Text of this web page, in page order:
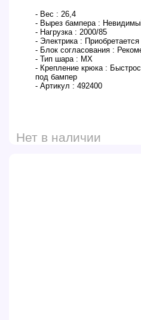
- Вес : 26,4
- Вырез бампера :
- Нагрузка : 2000/85
- Электрика :
- Блок согласования :
- Тип шара : MX
- Крепление крюка :
под бампер
- Артикул : 492400
Нет в наличии